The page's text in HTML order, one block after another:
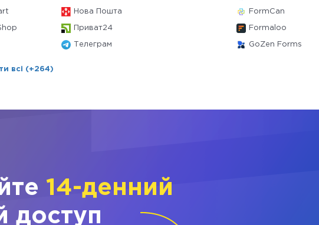
Нова Пошта
Приват24
Телеграм
всі (+264)
FormCan
Formaloo
GoZen Forms
14-денний
доступ